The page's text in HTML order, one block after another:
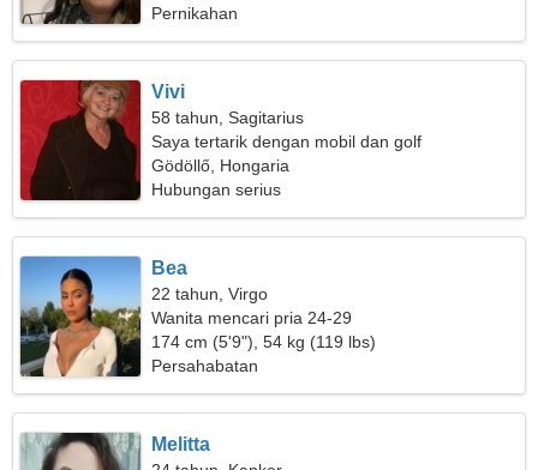
Pernikahan
Vivi
58 tahun, Sagitarius
Saya tertarik dengan mobil dan golf
Gödöllő, Hongaria
Hubungan serius
Bea
22 tahun, Virgo
Wanita mencari pria 24-29
174 cm (5'9"), 54 kg (119 lbs)
Persahabatan
Melitta